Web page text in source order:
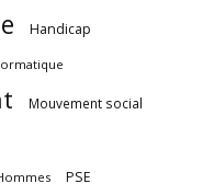
Handicap
Mouvement social
PSE